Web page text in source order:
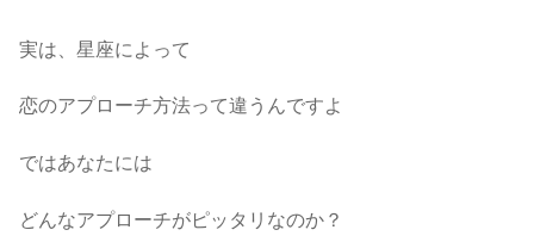
実は、星座によって
恋のアプローチ方法って違うんですよ
ではあなたには
どんなアプローチがピッタリなのか？